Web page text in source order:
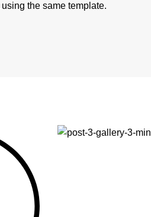
the same template.